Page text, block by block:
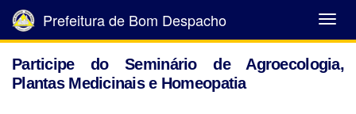
Abrir
Menu
Prefeitura de Bom Despacho
Participe do Seminário de Agroecologia,
Plantas Medicinais e Homeopatia